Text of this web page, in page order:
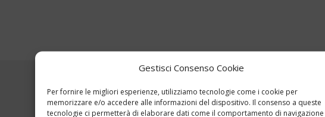
Gestisci Consenso Cookie
Per fornire le migliori esperienze, utilizziamo tecnologie come i cookie per
memorizzare e/o accedere alle informazioni del dispositivo. Il consenso a queste
tecnologie ci permetterà di elaborare dati come il comportamento di